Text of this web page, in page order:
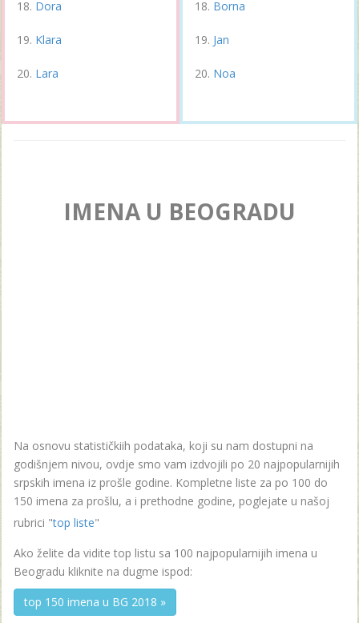
Dora
Klara
Lara
Borna
Jan
Noa
IMENA U BEOGRADU
Na osnovu statističkiih podataka, koji su nam dostupni na
godišnjem nivou, ovdje smo vam izdvojili po 20 najpopularnijih
srpskih imena iz prošle godine. Kompletne liste za po 100 do
150 imena za prošlu, a i prethodne godine, poglejate u našoj
rubrici "top liste"
Ako želite da vidite top listu sa 100 najpopularnijih imena u
Beogradu kliknite na dugme ispod:
top 150 imena u BG 2018 »